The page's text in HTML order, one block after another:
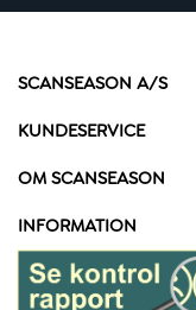
SCANSEASON A/S
KUNDESERVICE
OM SCANSEASON
INFORMATION